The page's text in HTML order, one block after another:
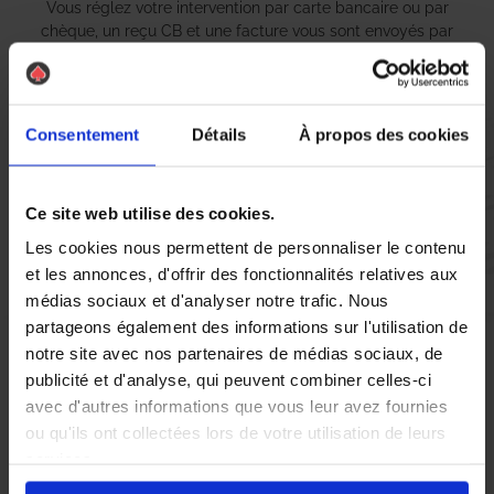
Consentement Détails À propos des cookies
Ce site web utilise des cookies.
Les cookies nous permettent de personnaliser le contenu
et les annonces, d'offrir des fonctionnalités relatives aux
médias sociaux et d'analyser notre trafic. Nous
partageons également des informations sur l'utilisation de
notre site avec nos partenaires de médias sociaux, de
publicité et d'analyse, qui peuvent combiner celles-ci
avec d'autres informations que vous leur avez fournies
ou qu'ils ont collectées lors de votre utilisation de leurs
Vous réglez votre intervention par carte bancaire ou par
chèque, un reçu CB et une facture vous sont envoyés par
Etape 5 :
Vous recevez une demande d’évaluation de votre expérience
avec l’équipe AS DE PIC.
Nous avons pensé à tout